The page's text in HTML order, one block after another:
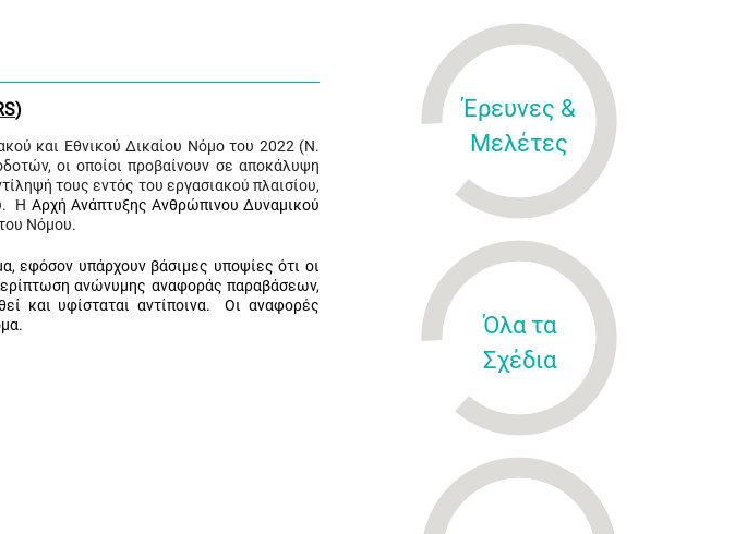
)
και Εθνικού Δικαίου Νόμο του 2022 (Ν.
οι οποίοι προβαίνουν σε αποκάλυψη
τους εντός του εργασιακού πλαισίου,
Η Αρχή Ανάπτυξης Ανθρώπινου Δυναμικού
Νόμου.
υπάρχουν βάσιμες υποψίες ότι οι
ανώνυμης αναφοράς παραβάσεων,
και υφίσταται αντίποινα. Οι αναφορές
Έρευνες &
Μελέτες
Όλα τα
Σχέδια